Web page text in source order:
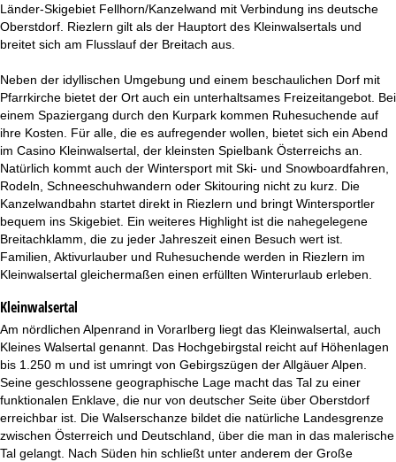
i
e
Länder-Skigebiet Fellhorn/Kanzelwand mit Verbindung ins deutsche
Oberstdorf. Riezlern gilt als der Hauptort des Kleinwalsertals und
breitet sich am Flusslauf der Breitach aus.
Neben der idyllischen Umgebung und einem beschaulichen Dorf mit
Pfarrkirche bietet der Ort auch ein unterhaltsames Freizeitangebot. Bei
einem Spaziergang durch den Kurpark kommen Ruhesuchende auf
ihre Kosten. Für alle, die es aufregender wollen, bietet sich ein Abend
im Casino Kleinwalsertal, der kleinsten Spielbank Österreichs an.
Natürlich kommt auch der Wintersport mit Ski- und Snowboardfahren,
Rodeln, Schneeschuhwandern oder Skitouring nicht zu kurz. Die
Kanzelwandbahn startet direkt in Riezlern und bringt Wintersportler
bequem ins Skigebiet. Ein weiteres Highlight ist die nahegelegene
Breitachklamm, die zu jeder Jahreszeit einen Besuch wert ist.
Familien, Aktivurlauber und Ruhesuchende werden in Riezlern im
Kleinwalsertal gleichermaßen einen erfüllten Winterurlaub erleben.
Kleinwalsertal
Am nördlichen Alpenrand in Vorarlberg liegt das Kleinwalsertal, auch
Kleines Walsertal genannt. Das Hochgebirgstal reicht auf Höhenlagen
bis 1.250 m und ist umringt von Gebirgszügen der Allgäuer Alpen.
Seine geschlossene geographische Lage macht das Tal zu einer
funktionalen Enklave, die nur von deutscher Seite über Oberstdorf
erreichbar ist. Die Walserschanze bildet die natürliche Landesgrenze
zwischen Österreich und Deutschland, über die man in das malerische
Tal gelangt. Nach Süden hin schließt unter anderem der Große